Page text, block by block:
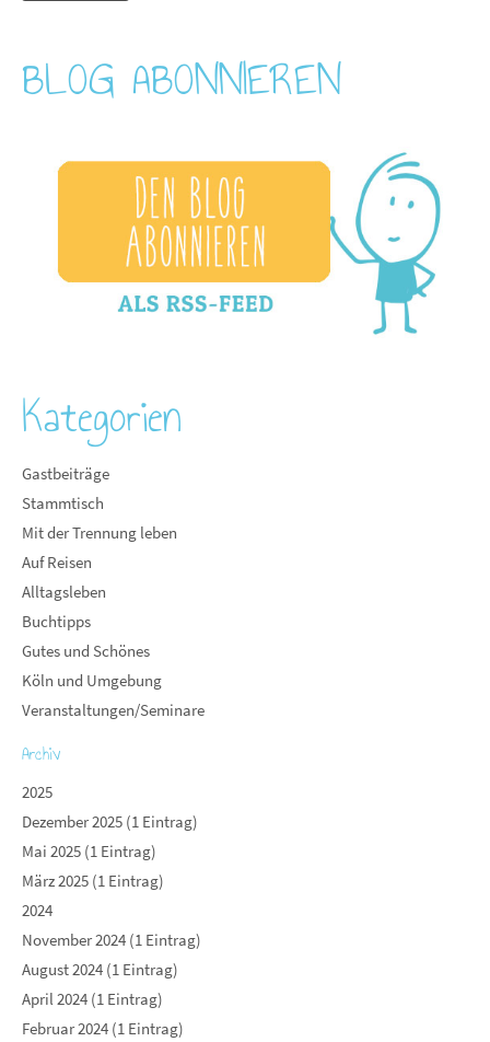
BLOG ABONNIEREN
Kategorien
Gastbeiträge
Stammtisch
Mit der Trennung leben
Auf Reisen
Alltagsleben
Buchtipps
Gutes und Schönes
Köln und Umgebung
Veranstaltungen/Seminare
Archiv
2025
Dezember 2025 (1 Eintrag)
Mai 2025 (1 Eintrag)
März 2025 (1 Eintrag)
2024
November 2024 (1 Eintrag)
August 2024 (1 Eintrag)
April 2024 (1 Eintrag)
Februar 2024 (1 Eintrag)